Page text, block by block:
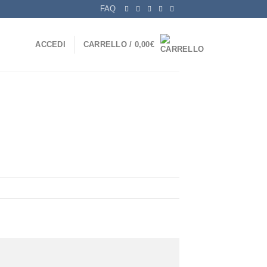
FAQ
ACCEDI CARRELLO / 0,00€